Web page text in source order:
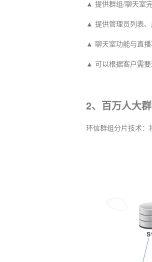
▲ 提供群组/聊天室
▲ 提供管理员列表
▲ 聊天室功能与直
▲ 可以根据客户需
2、百万人大
环信群组分片技术